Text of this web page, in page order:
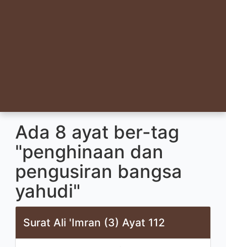
Ada 8 ayat ber-tag
"penghinaan dan
pengusiran bangsa
yahudi"
Surat Ali 'Imran (3) Ayat 112